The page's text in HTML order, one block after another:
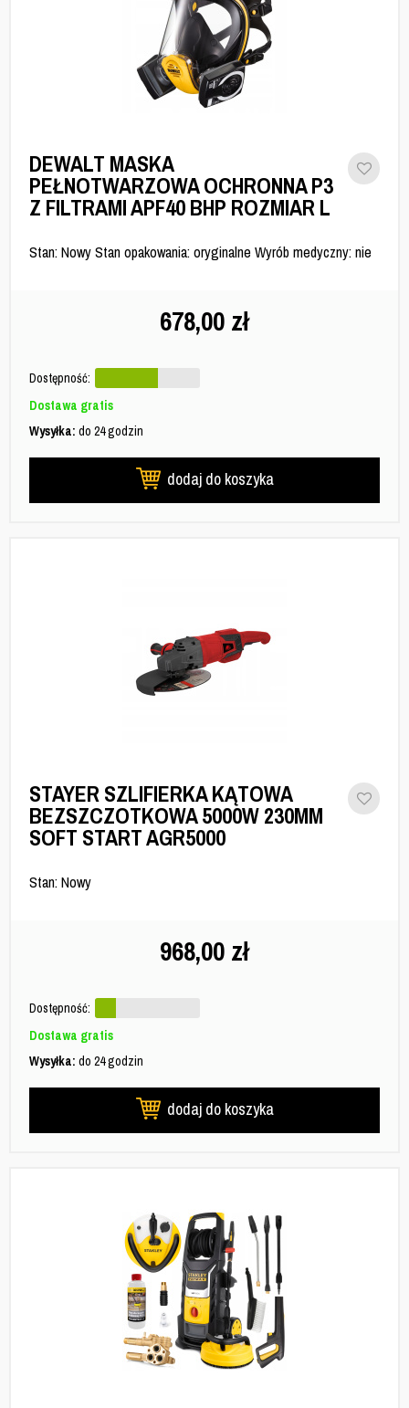
DEWALT MASKA
PEŁNOTWARZOWA OCHRONNA P3
Z FILTRAMI APF40 BHP ROZMIAR L
Stan: Nowy Stan opakowania: oryginalne Wyrób medyczny: nie
678,00 zł
Dostępność:
Dostawa gratis
Wysyłka: do 24 godzin
dodaj do koszyka
STAYER SZLIFIERKA KĄTOWA
BEZSZCZOTKOWA 5000W 230MM
SOFT START AGR5000
Stan: Nowy
968,00 zł
Dostępność:
Dostawa gratis
Wysyłka: do 24 godzin
dodaj do koszyka